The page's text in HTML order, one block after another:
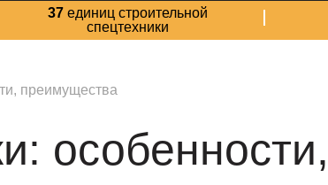
37единиц строительной
спецтехники
преимущества
особенности,